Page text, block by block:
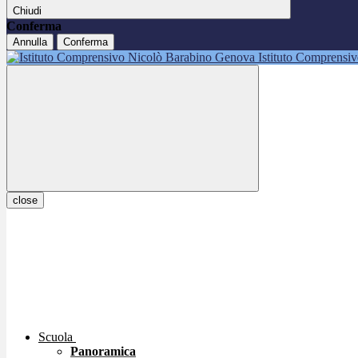
Chiudi
Conferma
Annulla Conferma
Istituto
close
Scuola
Panoramica